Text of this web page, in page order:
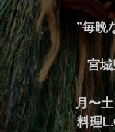
”毎晩
宮
月〜
料理